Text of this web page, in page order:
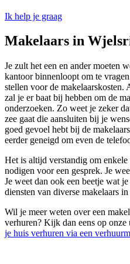
Ik help je graag
Makelaars in
Je zult het een en ander moeten
kantoor binnenloopt om te
stellen voor de makelaarskosten.
zal je er baat bij hebben om de
onderzoeken. Zo weet je zeker
zee gaat die aansluiten bij je
goed gevoel hebt bij de
eerder geneigd om even de
Het is altijd verstandig om
nodigen voor een gesprek. Je
Je weet dan ook een beetje wat
diensten van diverse makelaars
Wil je meer weten over een
verhuren? Kijk dan eens op
je huis verhuren via een